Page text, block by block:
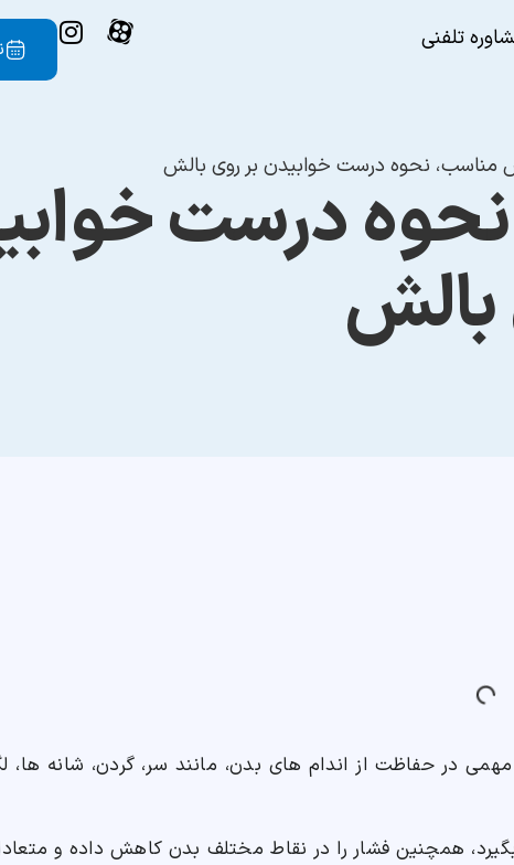
تلفنی
مناسب، نحوه درست خوابیدن بر روی بالش
درست
در حفاظت از اندام های بدن، مانند سر، گردن، شانه ها،
همچنین فشار را در نقاط مختلف بدن کاهش داده و